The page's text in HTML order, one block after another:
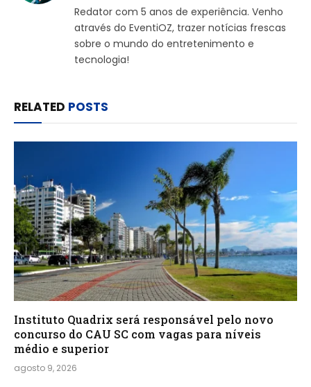
Redator com 5 anos de experiência. Venho
através do EventiOZ, trazer notícias frescas
sobre o mundo do entretenimento e
tecnologia!
RELATED POSTS
Instituto Quadrix será responsável pelo novo
concurso do CAU SC com vagas para níveis
médio e superior
agosto 9, 2026